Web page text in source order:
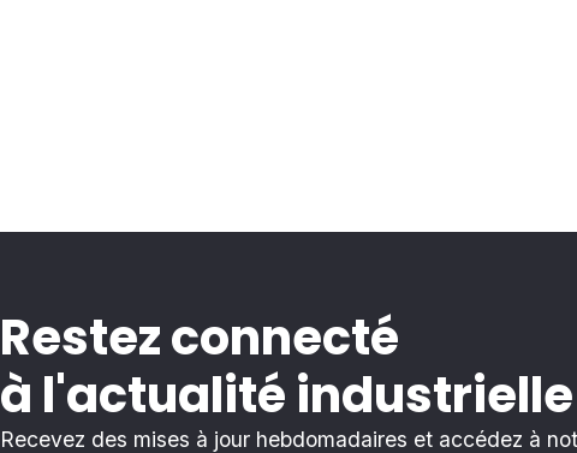
Restez connecté
à l'actualité
Recevez des mises à jour hebdomadaires et accédez à